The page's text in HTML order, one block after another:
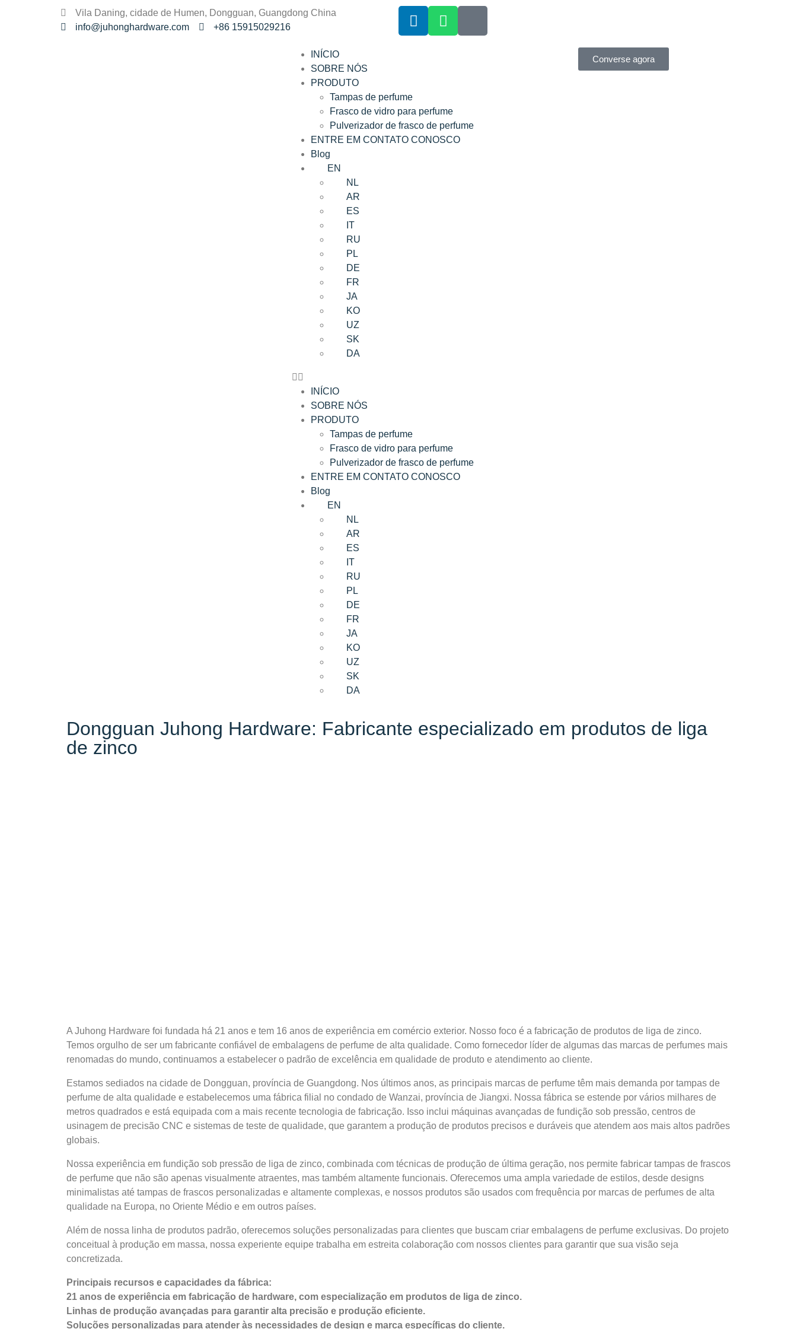
Vila Daning, cidade de Humen, Dongguan, Guangdong China
info@juhonghardware.com
+86 15915029216
INÍCIO
SOBRE NÓS
PRODUTO
Tampas de perfume
Frasco de vidro para perfume
Pulverizador de frasco de perfume
ENTRE EM CONTATO CONOSCO
Blog
EN
NL
AR
ES
IT
RU
PL
DE
FR
JA
KO
UZ
SK
DA
INÍCIO
SOBRE NÓS
PRODUTO
Tampas de perfume
Frasco de vidro para perfume
Pulverizador de frasco de perfume
ENTRE EM CONTATO CONOSCO
Blog
EN
NL
AR
ES
IT
RU
PL
DE
FR
JA
KO
UZ
SK
DA
Converse agora
Dongguan Juhong Hardware: Fabricante especializado em produtos de liga
de zinco
A Juhong Hardware foi fundada há 21 anos e tem 16 anos de experiência em comércio exterior. Nosso foco é a fabricação de produtos de liga de zinco.
Temos orgulho de ser um fabricante confiável de embalagens de perfume de alta qualidade. Como fornecedor líder de algumas das marcas de perfumes mais
renomadas do mundo, continuamos a estabelecer o padrão de excelência em qualidade de produto e atendimento ao cliente.
Estamos sediados na cidade de Dongguan, província de Guangdong. Nos últimos anos, as principais marcas de perfume têm mais demanda por tampas de
perfume de alta qualidade e estabelecemos uma fábrica filial no condado de Wanzai, província de Jiangxi. Nossa fábrica se estende por vários milhares de
metros quadrados e está equipada com a mais recente tecnologia de fabricação. Isso inclui máquinas avançadas de fundição sob pressão, centros de
usinagem de precisão CNC e sistemas de teste de qualidade, que garantem a produção de produtos precisos e duráveis que atendem aos mais altos padrões
globais.
Nossa experiência em fundição sob pressão de liga de zinco, combinada com técnicas de produção de última geração, nos permite fabricar tampas de frascos
de perfume que não são apenas visualmente atraentes, mas também altamente funcionais. Oferecemos uma ampla variedade de estilos, desde designs
minimalistas até tampas de frascos personalizadas e altamente complexas, e nossos produtos são usados com frequência por marcas de perfumes de alta
qualidade na Europa, no Oriente Médio e em outros países.
Além de nossa linha de produtos padrão, oferecemos soluções personalizadas para clientes que buscam criar embalagens de perfume exclusivas. Do projeto
conceitual à produção em massa, nossa experiente equipe trabalha em estreita colaboração com nossos clientes para garantir que sua visão seja
concretizada.
Principais recursos e capacidades da fábrica:
21 anos de experiência em fabricação de hardware, com especialização em produtos de liga de zinco.
Linhas de produção avançadas para garantir alta precisão e produção eficiente.
Soluções personalizadas para atender às necessidades de design e marca específicas do cliente.